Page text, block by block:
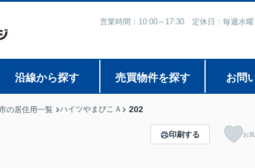
営業時間：10:00～17:30 定休日：毎週水
沿線から探す 売買物件を探す お問
の居住用一覧 ハイツやまびこＡ 202
印刷する お